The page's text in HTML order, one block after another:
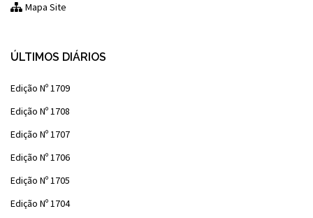
Mapa Site
ÚLTIMOS DIÁRIOS
Edição Nº 1709
Edição Nº 1708
Edição Nº 1707
Edição Nº 1706
Edição Nº 1705
Edição Nº 1704